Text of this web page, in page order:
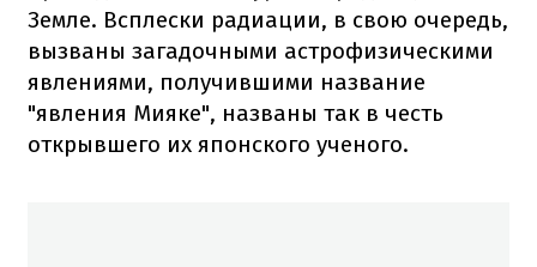
Земле. Всплески радиации, в свою очередь,
вызваны загадочными астрофизическими
явлениями, получившими название
"явления Мияке", названы так в честь
открывшего их японского ученого.